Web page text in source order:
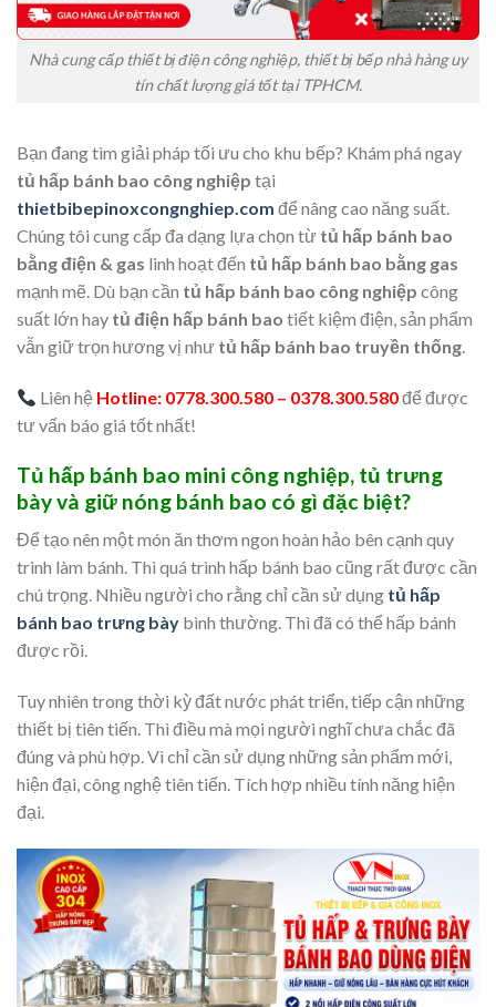
Nhà cung cấp thiết bị điện công nghiệp, thiết bị bếp nhà hàng uy
tín chất lượng giá tốt tại TPHCM.
Bạn đang tìm giải pháp tối ưu cho khu bếp? Khám phá ngay
tủ hấp bánh bao công nghiệp tại
thietbibepinoxcongnghiep.com để nâng cao năng suất.
Chúng tôi cung cấp đa dạng lựa chọn từ tủ hấp bánh bao
bằng điện & gas linh hoạt đến tủ hấp bánh bao bằng gas
mạnh mẽ. Dù bạn cần tủ hấp bánh bao công nghiệp công
suất lớn hay tủ điện hấp bánh bao tiết kiệm điện, sản phẩm
vẫn giữ trọn hương vị như tủ hấp bánh bao truyền thống.
Liên hệ Hotline: 0778.300.580 – 0378.300.580để được
tư vấn báo giá tốt nhất!
Tủ hấp bánh bao mini công nghiệp, tủ trưng
bày và giữ nóng bánh bao có gì đặc biệt?
Để tạo nên một món ăn thơm ngon hoàn hảo bên cạnh quy
trình làm bánh. Thì quá trình hấp bánh bao cũng rất được cần
chú trọng. Nhiều người cho rằng chỉ cần sử dụng tủ hấp
bánh bao trưng bày bình thường. Thì đã có thể hấp bánh
được rồi.
Tuy nhiên trong thời kỳ đất nước phát triển, tiếp cận những
thiết bị tiên tiến. Thì điều mà mọi người nghĩ chưa chắc đã
đúng và phù hợp. Vì chỉ cần sử dụng những sản phẩm mới,
hiện đại, công nghệ tiên tiến. Tích hợp nhiều tính năng hiện
đại.